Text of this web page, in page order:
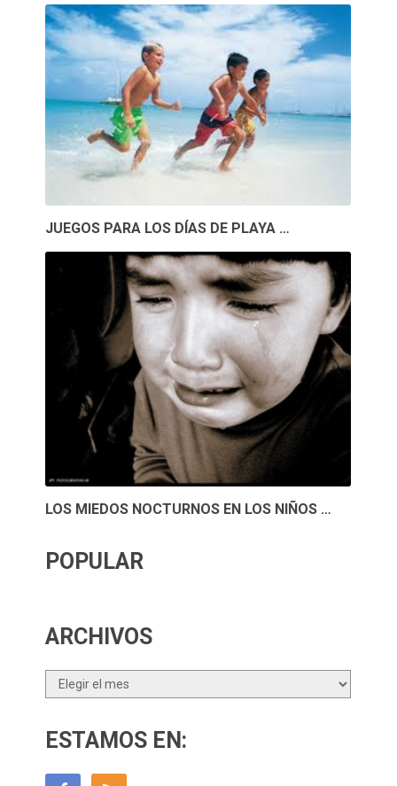
JUEGOS PARA LOS DÍAS DE PLAYA …
LOS MIEDOS NOCTURNOS EN LOS NIÑOS …
POPULAR
ARCHIVOS
Archivos
ESTAMOS EN: